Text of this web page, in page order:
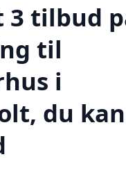
3 tilbud
til
i
du